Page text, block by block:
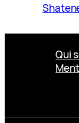
Qui